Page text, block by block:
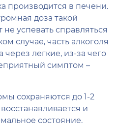
производится в печени.
доза такой
успевать справляться
случае, часть алкоголя
легкие, из-за чего
симптом –
сохраняются до 1-2
и
состояние.